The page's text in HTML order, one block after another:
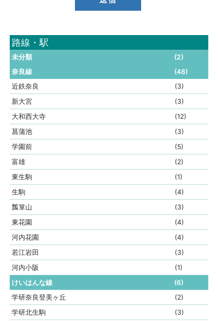
路線・駅
未分類
(2)
奈良線
(48)
近鉄奈良
(3)
新大宮
(3)
大和西大寺
(12)
菖蒲池
(3)
学園前
(5)
富雄
(2)
東生駒
(1)
生駒
(4)
瓢箪山
(3)
東花園
(4)
河内花園
(4)
若江岩田
(3)
河内小阪
(1)
けいはんな線
(6)
学研奈良登美ヶ丘
(2)
学研北生駒
(3)